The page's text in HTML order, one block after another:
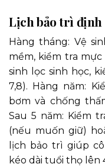
Lịch bảo trì định
Hàng tháng: Vệ
mềm, kiểm tra
sinh lọc sinh học,
7,8). Hàng năm:
bơm và chống
Sau 5 năm: Kiểm
(nếu muốn giữ)
lịch bảo trì giúp
kéo dài tuổi thọ lên